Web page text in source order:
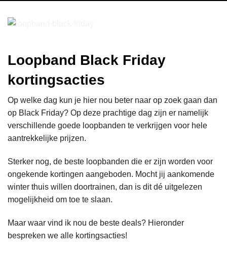
Loopband Black Friday
kortingsacties
Op welke dag kun je hier nou beter naar op zoek gaan dan
op Black Friday? Op deze prachtige dag zijn er namelijk
verschillende goede loopbanden te verkrijgen voor hele
aantrekkelijke prijzen.
Sterker nog, de beste loopbanden die er zijn worden voor
ongekende kortingen aangeboden. Mocht jij aankomende
winter thuis willen doortrainen, dan is dit dé uitgelezen
mogelijkheid om toe te slaan.
Maar waar vind ik nou de beste deals? Hieronder
bespreken we alle kortingsacties!